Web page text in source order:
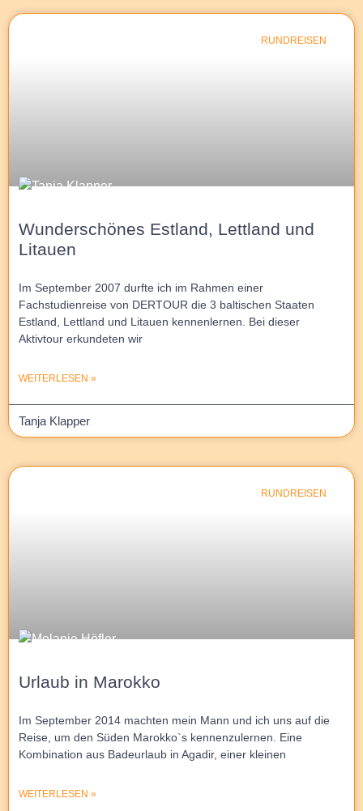
RUNDREISEN
Wunderschönes Estland, Lettland und
Litauen
Im September 2007 durfte ich im Rahmen einer
Fachstudienreise von DERTOUR die 3 baltischen Staaten
Estland, Lettland und Litauen kennenlernen. Bei dieser
Aktivtour erkundeten wir
WEITERLESEN »
Tanja Klapper
RUNDREISEN
Urlaub in Marokko
Im September 2014 machten mein Mann und ich uns auf die
Reise, um den Süden Marokko`s kennenzulernen. Eine
Kombination aus Badeurlaub in Agadir, einer kleinen
WEITERLESEN »